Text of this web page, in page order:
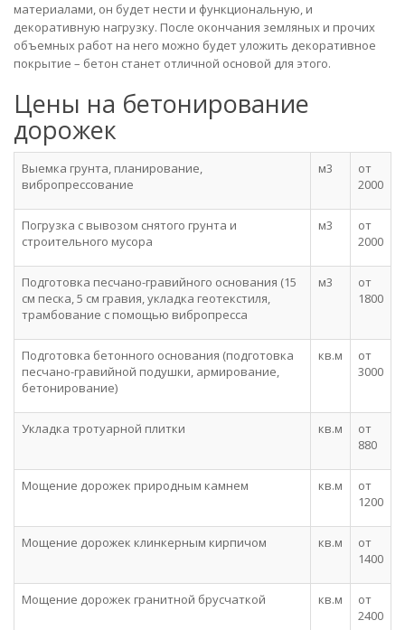
материалами, он будет нести и функциональную, и
декоративную нагрузку. После окончания земляных и прочих
объемных работ на него можно будет уложить декоративное
покрытие – бетон станет отличной основой для этого.
Цены на бетонирование
дорожек
Выемка грунта, планирование,
вибропрессование
м3
от
2000
Погрузка с вывозом снятого грунта и
строительного мусора
м3
от
2000
Подготовка песчано-гравийного основания (15
см песка, 5 см гравия, укладка геотекстиля,
трамбование с помощью вибропресса
м3
от
1800
Подготовка бетонного основания (подготовка
песчано-гравийной подушки, армирование,
бетонирование)
кв.м
от
3000
Укладка тротуарной плитки кв.м
от
880
Мощение дорожек природным камнем кв.м
от
1200
Мощение дорожек клинкерным кирпичом кв.м
от
1400
Мощение дорожек гранитной брусчаткой кв.м
от
2400